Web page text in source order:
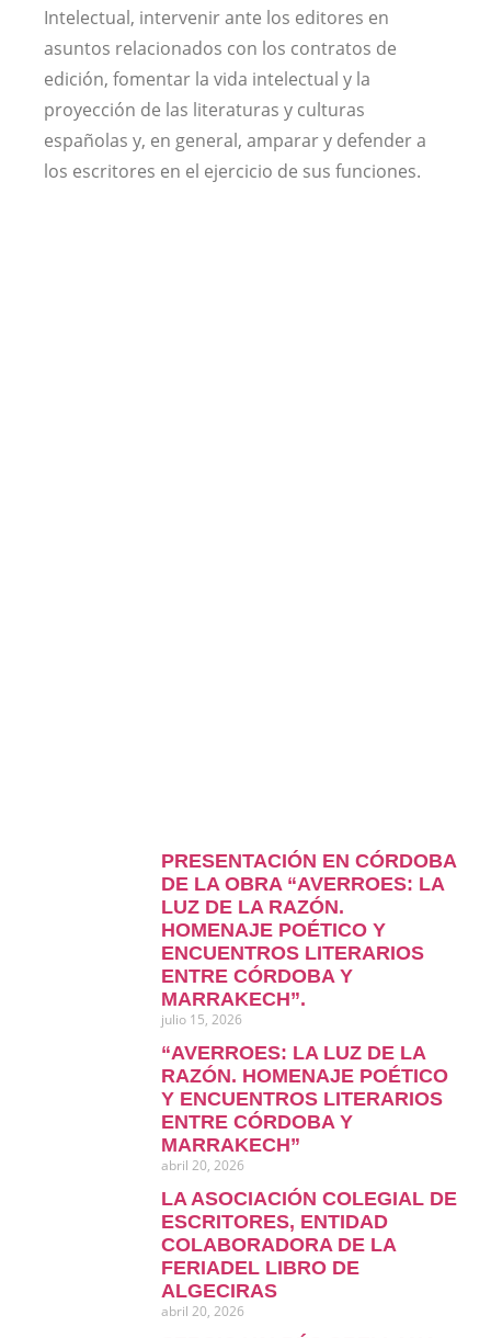
Intelectual, intervenir ante los editores en
asuntos relacionados con los contratos de
edición, fomentar la vida intelectual y la
proyección de las literaturas y culturas
españolas y, en general, amparar y defender a
los escritores en el ejercicio de sus funciones.
PRESENTACIÓN EN CÓRDOBA
DE LA OBRA “AVERROES: LA
LUZ DE LA RAZÓN.
HOMENAJE POÉTICO Y
ENCUENTROS LITERARIOS
ENTRE CÓRDOBA Y
MARRAKECH”.
julio 15, 2026
“AVERROES: LA LUZ DE LA
RAZÓN. HOMENAJE POÉTICO
Y ENCUENTROS LITERARIOS
ENTRE CÓRDOBA Y
MARRAKECH”
abril 20, 2026
LA ASOCIACIÓN COLEGIAL DE
ESCRITORES, ENTIDAD
COLABORADORA DE LA
FERIADEL LIBRO DE
ALGECIRAS
abril 20, 2026